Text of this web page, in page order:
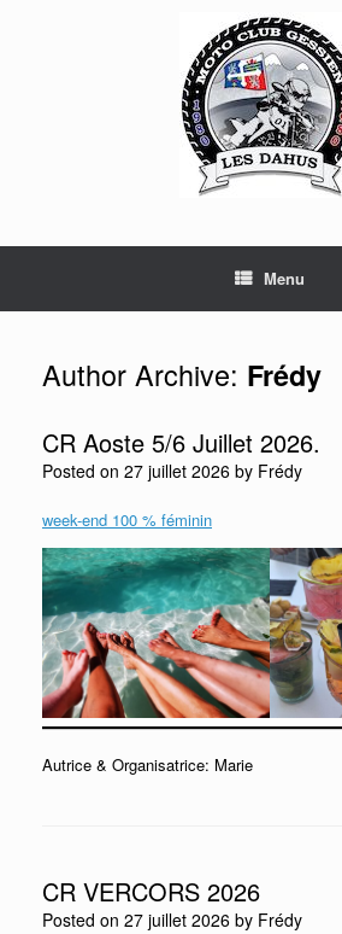
Menu
Author Archive: Frédy
CR Aoste 5/6 Juillet 2026.
Posted on 27 juillet 2026 by Frédy
week-end 100 % féminin
Autrice & Organisatrice: Marie
CR VERCORS 2026
Posted on 27 juillet 2026 by Frédy